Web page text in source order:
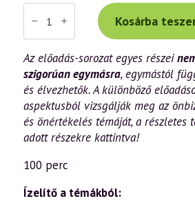
Váradi
Tibor
előadás
(902)
—
Önbizalom,
önbecsülés,
önértékelés
–
avagy
hogyan
szeressük
helyes
önmagunkat?
(7.
rész)
(2021.04.17.)
Kosárba
Az előadás-sorozat egyes részei
szigorúan egymásra, egymástól
és élvezhetők. A különböző
aspektusból vizsgálják meg az
és önértékelés témáját, a részletes
adott részekre kattintva!
100 perc
Ízelítő a témákból: